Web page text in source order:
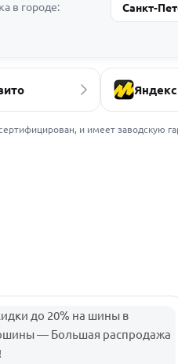
в городе: Санкт-
и имеет заводскую